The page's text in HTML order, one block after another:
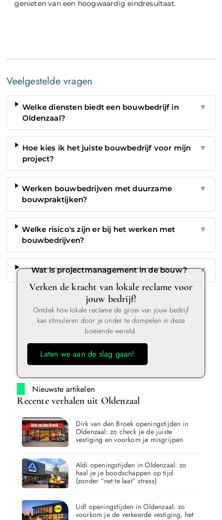
genieten van een hoogwaardig eindresultaat.
Veelgestelde vragen
Welke diensten biedt een bouwbedrijf in
Oldenzaal?
▼
Hoe kies ik het juiste bouwbedrijf voor mijn
project?
▼
Werken bouwbedrijven met duurzame
bouwpraktijken?
▼
Welke risico's zijn er bij het werken met
bouwbedrijven?
▼
Wat is projectmanagement in de bouw? ▼
Verken de kracht van lokale reclame voor
jouw bedrijf!
Ontdek hoe lokale reclame de groei van jouw bedrijf
kan stimuleren door je onder te dompelen in deze
boeiende wereld.
Laten we aan de slag gaan!
Nieuwste artikelen
Recente verhalen uit Oldenzaal
Dirk van den Broek openingstijden in
Oldenzaal: zo check je de juiste
vestiging en voorkom je misgrijpen
Aldi openingstijden in Oldenzaal: zo
haal je je boodschappen op tijd
(zonder “net te laat” stress)
Lidl openingstijden in Oldenzaal: zo
voorkom je de verkeerde vestiging, het